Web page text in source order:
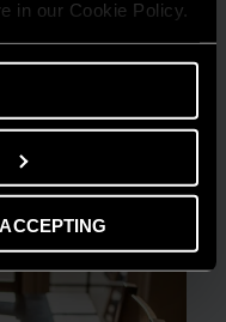
in our Cookie Policy.
la tua